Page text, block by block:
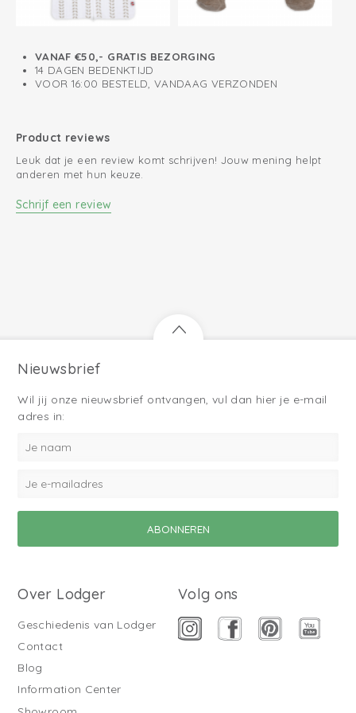
VANAF €50,- GRATIS BEZORGING
14 DAGEN BEDENKTIJD
VOOR 16:00 BESTELD, VANDAAG VERZONDEN
Product reviews
Leuk dat je een review komt schrijven! Jouw mening helpt
anderen met hun keuze.
Schrijf een review
Nieuwsbrief
Wil jij onze nieuwsbrief ontvangen, vul dan hier je e-mail
adres in:
Over Lodger
Geschiedenis van Lodger
Contact
Blog
Information Center
Volg ons